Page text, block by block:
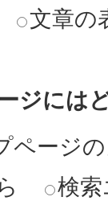
文章の
ジには
ページ
検索